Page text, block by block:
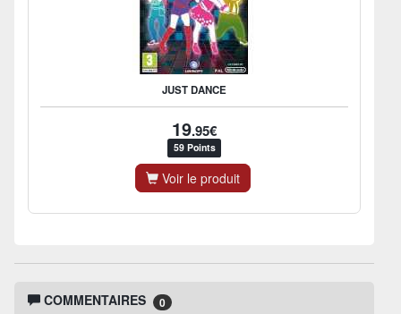
JUST DANCE
19.95€
59 Points
Voir le produit
COMMENTAIRES 0